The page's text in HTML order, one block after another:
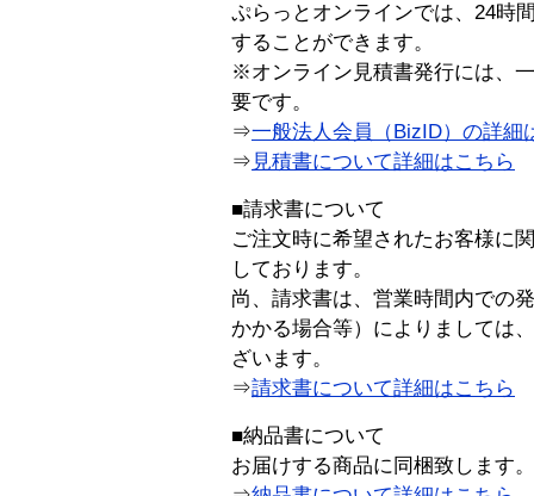
ぷらっとオンラインでは、24時
することができます。
※オンライン見積書発行には、
要です。
⇒一般法人会員（BizID）の詳細
⇒ 見積書について詳細はこちら
■請求書について
ご注文時に希望されたお客様に
しております。
尚、請求書は、営業時間内での
かかる場合等）によりましては
ざいます。
⇒請求書について詳細はこちら
■納品書について
お届けする商品に同梱致します。